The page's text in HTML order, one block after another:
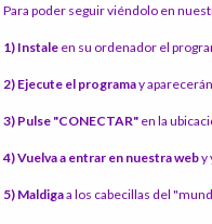
Para poder seguir viéndolo en
1) Instale en su ordenador el
2) Ejecute el programay
3) Pulse "CONECTAR" en la
4) Vuelva a entrar en nuestra weby
5) Maldigaa los cabecillas del